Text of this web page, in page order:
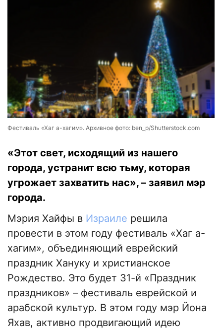
Фестиваль «Хаг а-хагим». Архивное фото: ben_p/Shutterstock.com
«Этот свет, исходящий из нашего
города, устранит всю тьму, которая
угрожает захватить нас», – заявил мэр
города.
Мэрия Хайфы в Израиле решила
провести в этом году фестиваль «Хаг а-
хагим», объединяющий еврейский
праздник Хануку и христианское
Рождество. Это будет 31-й «Праздник
праздников» – фестиваль еврейской и
арабской культур. В этом году мэр Йона
Яхав, активно продвигающий идею